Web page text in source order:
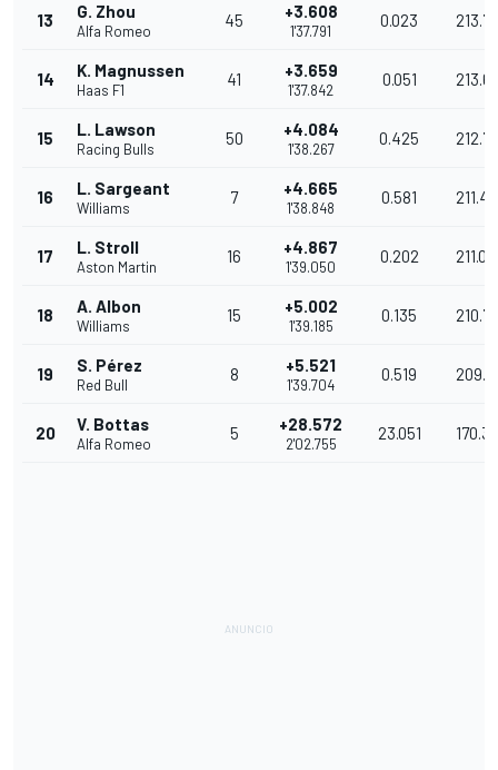
13 G. Zhou
Alfa Romeo
45 +3.608
1'37.791
0.023
14 K. Magnussen
Haas F1
41 +3.659
1'37.842
0.051
15 L. Lawson
Racing Bulls
50 +4.084
1'38.267
0.425
16 L. Sargeant
Williams
7 +4.665
1'38.848
0.581
17 L. Stroll
Aston Martin
16 +4.867
1'39.050
0.202
18 A. Albon
Williams
15 +5.002
1'39.185
0.135
19 S. Pérez
Red Bull
8 +5.521
1'39.704
0.519
20 V. Bottas
Alfa Romeo
5 +28.572
2'02.755
23.051